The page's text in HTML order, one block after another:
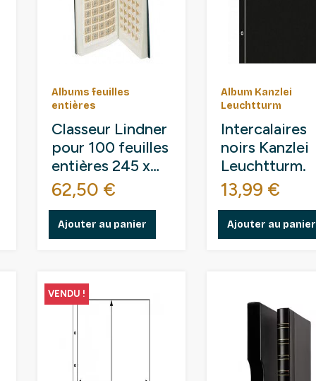
Albums feuilles
entières
Classeur Lindner
pour 100 feuilles
entières 245 x
315 mm.
Prix
62,50 €
Ajouter au panier
Album Kanzlei
Leuchtturm
Intercalaires
noirs Kanzlei
Leuchtturm.
Prix
13,99 €
Ajouter au panier
VENDU !